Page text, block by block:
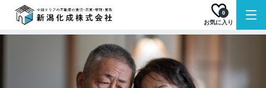
お気に入り
0